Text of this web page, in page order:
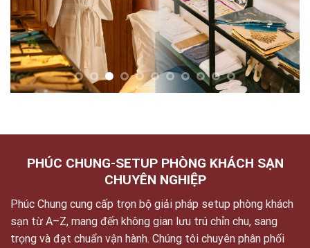
PHÚC CHUNG-SETUP PHÒNG KHÁCH SẠN
CHUYÊN NGHIỆP
Phúc Chung cung cấp trọn bộ giải pháp setup phòng khách
sạn từ A–Z, mang đến không gian lưu trú chỉn chu, sang
trọng và đạt chuẩn vận hành. Chúng tôi chuyên phân phối